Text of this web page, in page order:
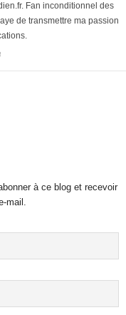
Fan inconditionnel des
de transmettre ma passion
à ce blog et recevoir